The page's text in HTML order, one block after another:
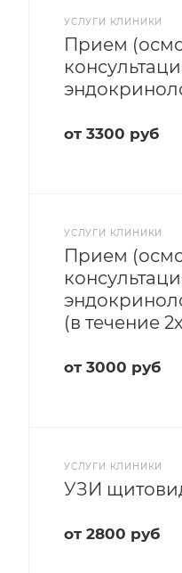
УСЛУГИ КЛИНИКИ
Прием
от 3300 руб
УСЛУГИ КЛИНИКИ
Прием
(в течение
от 3000 руб
УСЛУГИ КЛИНИКИ
УЗИ
от 2800 руб